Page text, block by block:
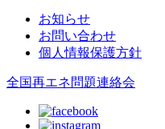
お知らせ
お問い合わせ
個人情報保護方針
全国再エネ問題連絡会